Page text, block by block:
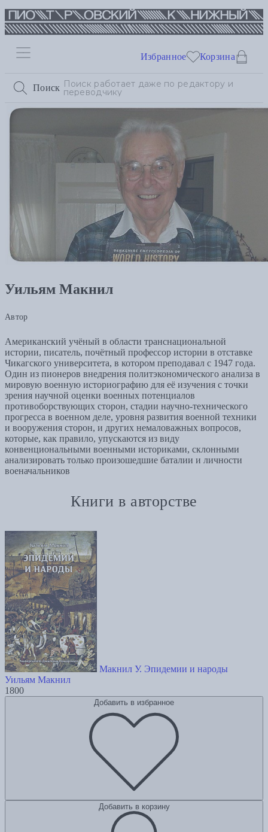
Поиск
Избранное Корзина
Уильям Макнил
Автор
Американский учёный в области транснациональной
истории, писатель, почётный профессор истории в отставке
Чикагского университета, в котором преподавал с 1947 года.
Один из пионеров внедрения политэкономического анализа в
мировую военную историографию для её изучения с точки
зрения научной оценки военных потенциалов
противоборствующих сторон, стадии научно-технического
прогресса в военном деле, уровня развития военной техники
и вооружения сторон, и других немаловажных вопросов,
которые, как правило, упускаются из виду
конвенциональными военными историками, склонными
анализировать только произошедшие баталии и личности
военачальников
Книги в авторстве
Макнил У. Эпидемии и народы
Уильям Макнил
1800
Добавить в избранное
Добавить в корзину